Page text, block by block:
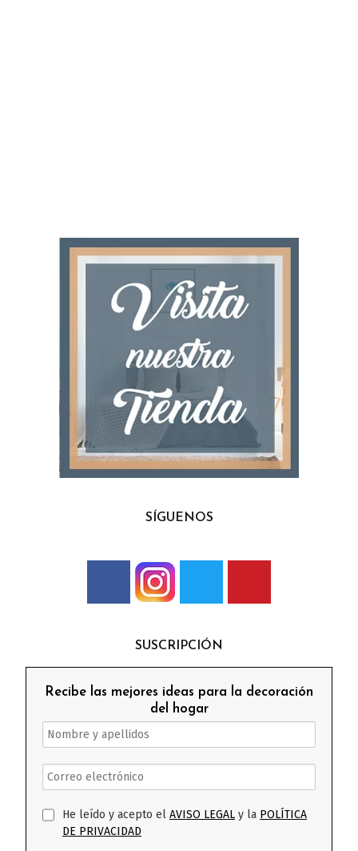
SÍGUENOS
SUSCRIPCIÓN
Recibe las mejores ideas para la decoración
del hogar
He leído y acepto el AVISO LEGAL y la POLÍTICA
DE PRIVACIDAD